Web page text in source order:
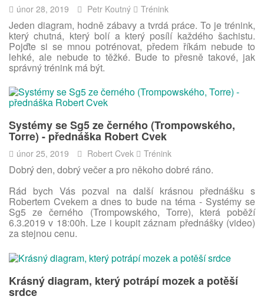
únor 28, 2019 Petr Koutný Trénink
Jeden diagram, hodně zábavy a tvrdá práce. To je trénink,
který chutná, který bolí a který posílí každého šachistu.
Pojďte si se mnou potrénovat, předem říkám nebude to
lehké, ale nebude to těžké. Bude to přesně takové, jak
správný trénink má být.
Systémy se Sg5 ze černého (Trompowského,
Torre) - přednáška Robert Cvek
únor 25, 2019 Robert Cvek Trénink
Dobrý den, dobrý večer a pro někoho dobré ráno.
Rád bych Vás pozval na další krásnou přednášku s
Robertem Cvekem a dnes to bude na téma - Systémy se
Sg5 ze černého (Trompowského, Torre), která poběží
6.3.2019 v 18:00h. Lze i koupit záznam přednášky (video)
za stejnou cenu.
Krásný diagram, který potrápí mozek a potěší
srdce